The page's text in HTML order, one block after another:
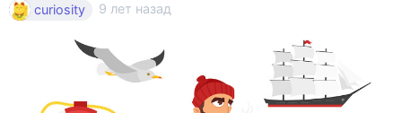
curiosity 9 лет назад